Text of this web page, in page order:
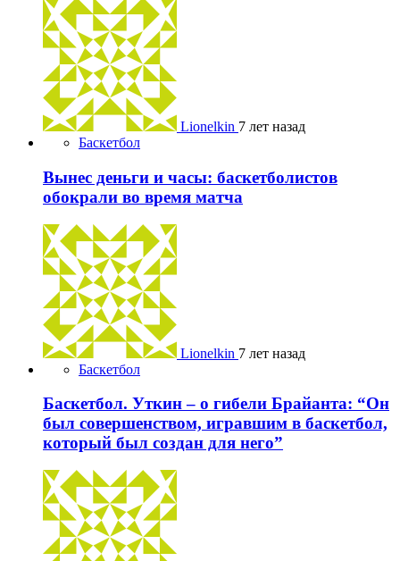
Lionelkin 7 лет назад
Баскетбол
Вынес деньги и часы: баскетболистов
обокрали во время матча
Lionelkin 7 лет назад
Баскетбол
Баскетбол. Уткин – о гибели Брайанта: “Он
был совершенством, игравшим в баскетбол,
который был создан для него”